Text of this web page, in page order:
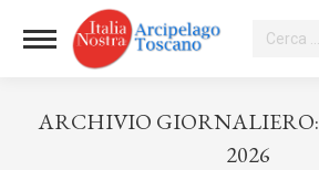
Cerca:
ARCHIVIO GIORNALIERO:
2026